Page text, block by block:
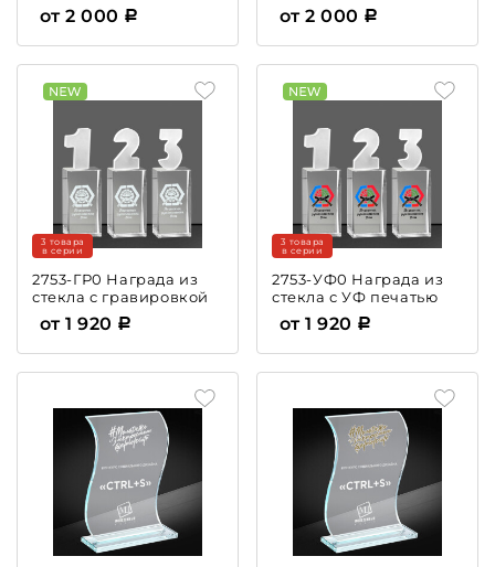
от 2 000 от 2 000
2753-ГР0 Награда из
стекла с гравировкой
3 товара
в серии
от 1 920
2753-УФ0 Награда из
стекла с УФ печатью
3 товара
в серии
от 1 920